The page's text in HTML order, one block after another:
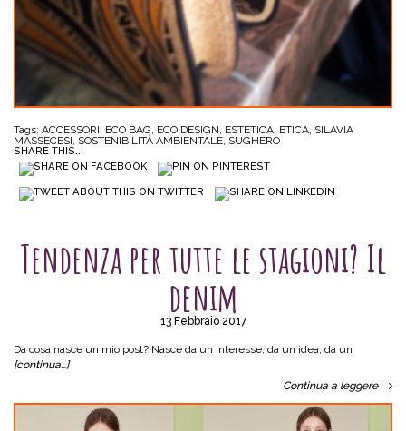
Tags: ACCESSORI, ECO BAG, ECO DESIGN, ESTETICA, ETICA, SILAVIA
MASSECESI, SOSTENIBILITÀ AMBIENTALE, SUGHERO
SHARE THIS...
Tendenza per tutte le stagioni? Il
denim
13 Febbraio 2017
Da cosa nasce un mio post? Nasce da un interesse, da un idea, da un
[continua…]
Continua a leggere